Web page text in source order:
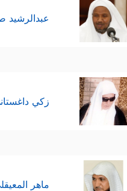
عبدالرشيد
زكي
ماهر